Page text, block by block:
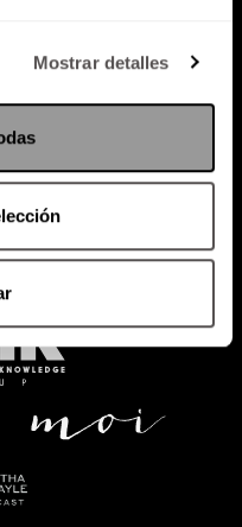
Mostrar detalles
EVENTOS
ID